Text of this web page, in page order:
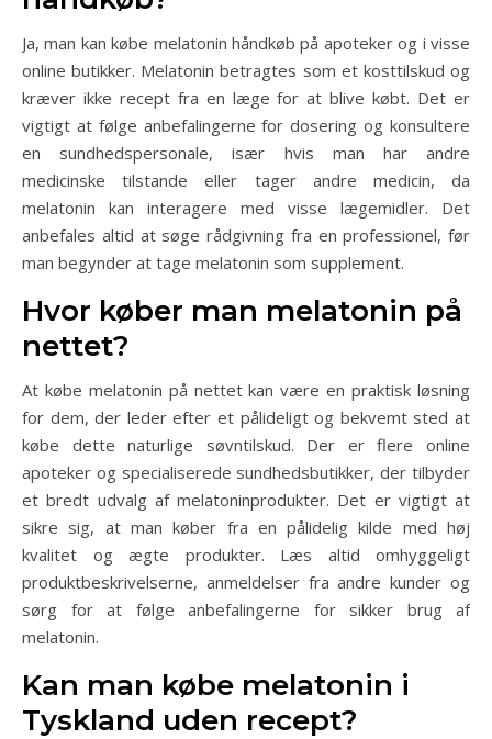
Ja, man kan købe melatonin håndkøb på apoteker og i visse
online butikker. Melatonin betragtes som et kosttilskud og
kræver ikke recept fra en læge for at blive købt. Det er
vigtigt at følge anbefalingerne for dosering og konsultere
en sundhedspersonale, især hvis man har andre
medicinske tilstande eller tager andre medicin, da
melatonin kan interagere med visse lægemidler. Det
anbefales altid at søge rådgivning fra en professionel, før
man begynder at tage melatonin som supplement.
Hvor køber man melatonin på
nettet?
At købe melatonin på nettet kan være en praktisk løsning
for dem, der leder efter et pålideligt og bekvemt sted at
købe dette naturlige søvntilskud. Der er flere online
apoteker og specialiserede sundhedsbutikker, der tilbyder
et bredt udvalg af melatoninprodukter. Det er vigtigt at
sikre sig, at man køber fra en pålidelig kilde med høj
kvalitet og ægte produkter. Læs altid omhyggeligt
produktbeskrivelserne, anmeldelser fra andre kunder og
sørg for at følge anbefalingerne for sikker brug af
melatonin.
Kan man købe melatonin i
Tyskland uden recept?